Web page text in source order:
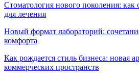
Стоматология нового поколения: как
для лечения
Новый формат лабораторий:
комфорта
Как рождается стиль бизнеса: новая
коммерческих пространств